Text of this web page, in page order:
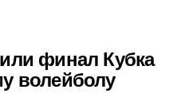
финал Кубка
волейболу